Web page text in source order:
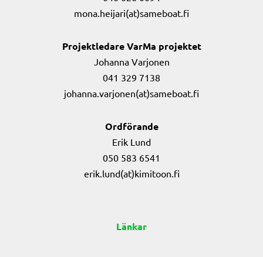
mona.heijari(at)sameboat.fi
Projektledare VarMa projektet
Johanna Varjonen
041 329 7138
johanna.varjonen(at)sameboat.fi
Ordförande
Erik Lund
050 583 6541
erik.lund(at)kimitoon.fi
Länkar